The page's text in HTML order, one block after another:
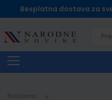
Besplatna dostava za
Naslovna